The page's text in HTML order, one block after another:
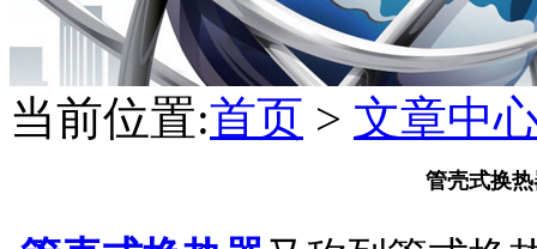
当前位置:首页 > 文章中
管壳式换